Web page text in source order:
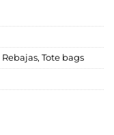
Rebajas, Tote bags